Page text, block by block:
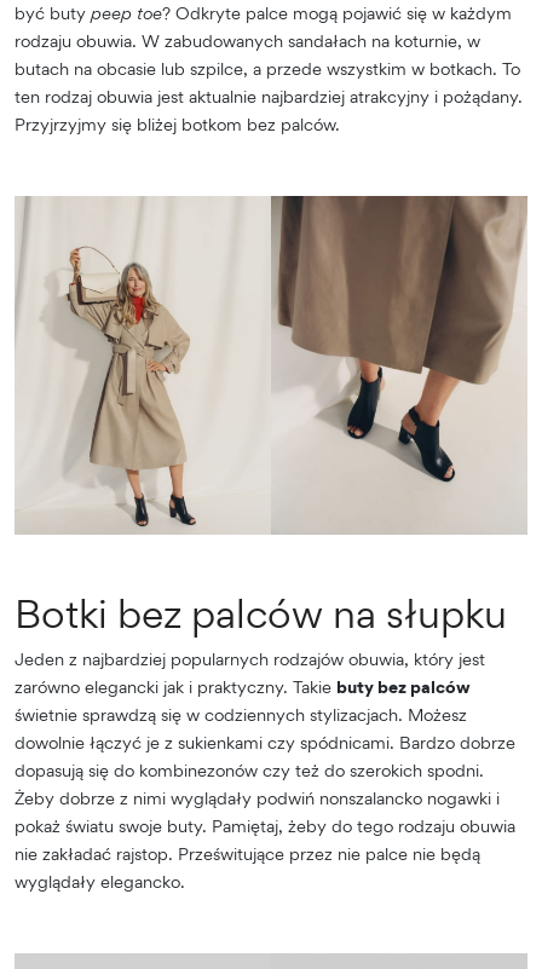
być buty peep toe? Odkryte palce mogą pojawić się w każdym
rodzaju obuwia. W zabudowanych sandałach na koturnie, w
butach na obcasie lub szpilce, a przede wszystkim w botkach. To
ten rodzaj obuwia jest aktualnie najbardziej atrakcyjny i pożądany.
Przyjrzyjmy się bliżej botkom bez palców.
Botki bez palców na słupku
Jeden z najbardziej popularnych rodzajów obuwia, który jest
zarówno elegancki jak i praktyczny. Takie buty bez palców
świetnie sprawdzą się w codziennych stylizacjach. Możesz
dowolnie łączyć je z sukienkami czy spódnicami. Bardzo dobrze
dopasują się do kombinezonów czy też do szerokich spodni.
Żeby dobrze z nimi wyglądały podwiń nonszalancko nogawki i
pokaż światu swoje buty. Pamiętaj, żeby do tego rodzaju obuwia
nie zakładać rajstop. Prześwitujące przez nie palce nie będą
wyglądały elegancko.